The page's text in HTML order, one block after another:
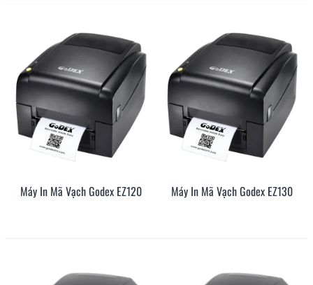
Máy In Mã Vạch Godex EZ120 Máy In Mã Vạch Godex EZ130